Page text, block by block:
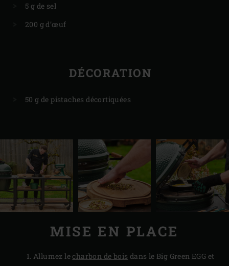
5 g de sel
200 g d’œuf
DÉCORATION
50 g de pistaches décortiquées
MISE EN PLACE
Allumez lecharbon de bois dans le Big Green EGG et